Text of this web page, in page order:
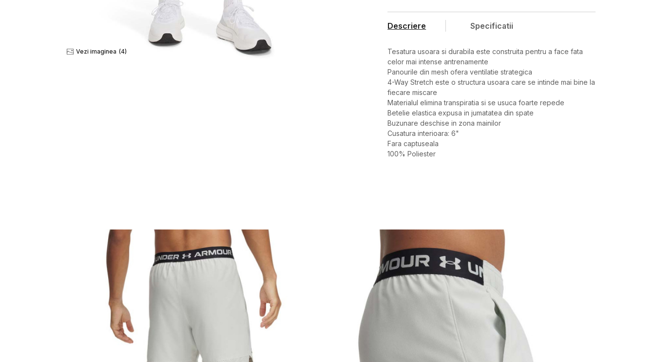
Vezi imaginea (4)
Descriere Specificatii
Tesatura usoara si durabila este construita pentru a face fata
celor mai intense antrenamente
Panourile din mesh ofera ventilatie strategica
4-Way Stretch este o structura usoara care se intinde mai bine la
fiecare miscare
Materialul elimina transpiratia si se usuca foarte repede
Betelie elastica expusa in jumatatea din spate
Buzunare deschise in zona mainilor
Cusatura interioara: 6"
Fara captuseala
100% Poliester